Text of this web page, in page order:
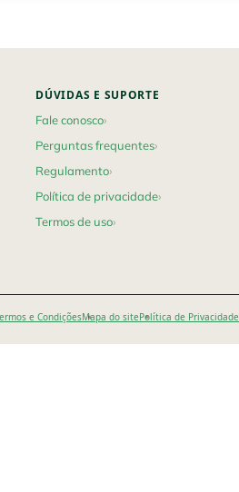
DÚVIDAS E SUPORTE
Fale conosco
Perguntas frequentes
Regulamento
Política de privacidade
Termos de uso
e CondiçõesMapa do sitePolítica de Privacidade